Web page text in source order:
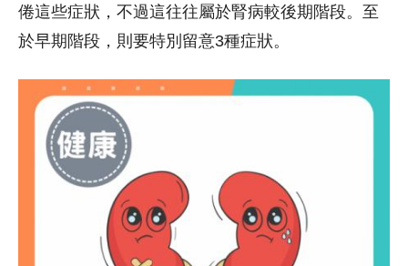
倦這些症狀，不過這往往屬於腎病較後期階段。至
於早期階段，則要特別留意3種症狀。